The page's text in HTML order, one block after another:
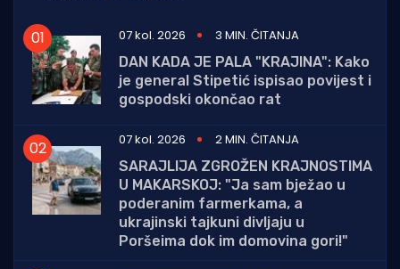
07 kol. 2026
3 MIN. ČITANJA
DAN KADA JE PALA "KRAJINA": Kako
je general Stipetić ispisao povijest i
gospodski okončao rat
07 kol. 2026
2 MIN. ČITANJA
SARAJLIJA ZGROŽEN KRAJNOSTIMA
U MAKARSKOJ: "Ja sam bježao u
poderanim farmerkama, a
ukrajinski tajkuni divljaju u
Poršeima dok im domovina gori!"